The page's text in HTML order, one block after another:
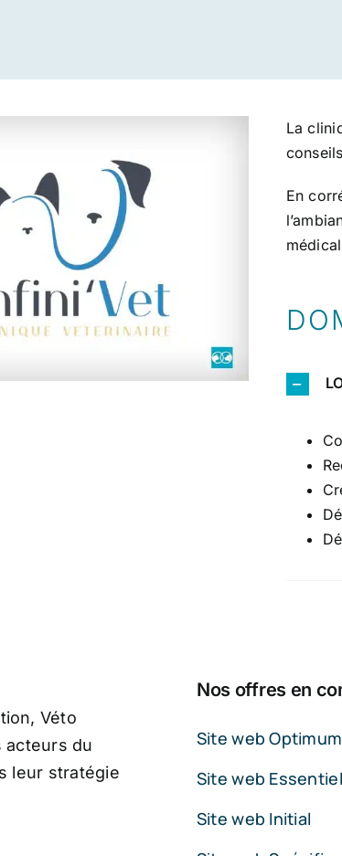
La
En
Véto
acteurs du
leur stratégie
Nos offres en
Site web Optimum
Site web Essentiel
Site web Initial